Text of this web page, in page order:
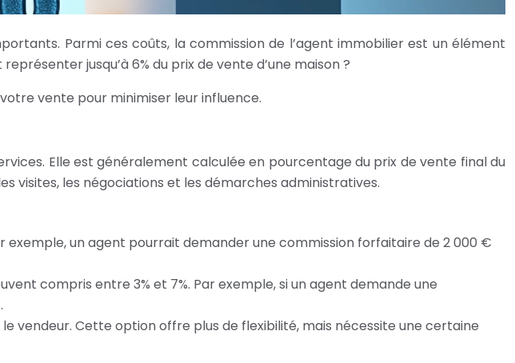
Parmi ces coûts, la commission de l’agent immobilier est un élément
jusqu’à 6% du prix de vente d’une maison ?
vente pour minimiser leur influence.
Elle est généralement calculée en pourcentage du prix de vente final du
visites, les négociations et les démarches administratives.
exemple, un agent pourrait demander une commission forfaitaire de 2 000 €
compris entre 3% et 7%. Par exemple, si un agent demande une
vendeur. Cette option offre plus de flexibilité, mais nécessite une certaine